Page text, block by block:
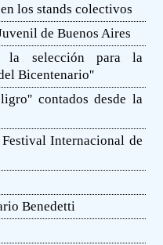
los stands colectivos
de Buenos Aires
la selección para la
Bicentenario''
contados desde la
Internacional de
Benedetti